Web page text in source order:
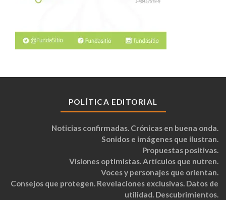
POLÍTICA EDITORIAL
Noticias confirmadas. Crónicas en buena onda.
Sonidos e imágenes que ilustran.
Propuestas positivas.
Visiones optimistas. Artículos que nutren.
Voces y personajes que orientan.
Consejos que protegen. Revelaciones exclusivas. Datos de
utilidad. Descubrimientos.